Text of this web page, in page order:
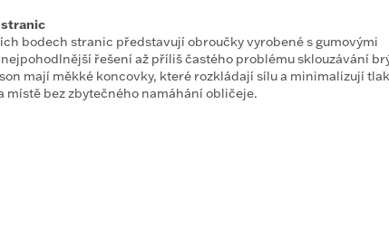
bodech stranic představují obroučky vyrobené s gumovými
řešení až příliš častého problému sklouzávání
mají měkké koncovky, které rozkládají sílu a minimalizují
místě bez zbytečného namáhání obličeje.